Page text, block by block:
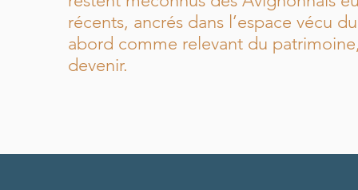
récents, ancrés dans l’espace vécu
abord comme relevant du
devenir.